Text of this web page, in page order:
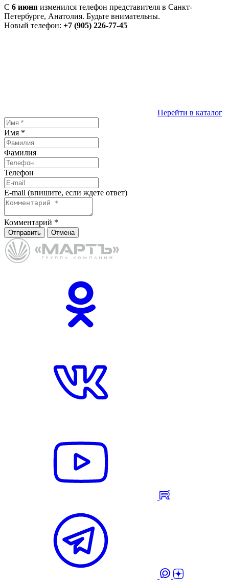
С 6 июня изменился телефон представителя в Санкт-
Петербурге, Анатолия. Будьте внимательны.
Новый телефон: +7 (905) 226-77-45
Перейти в каталог
Имя *
Фамилия
Телефон
E-mail (впишите, если ждете ответ)
Комментарий *
Отправить Отмена